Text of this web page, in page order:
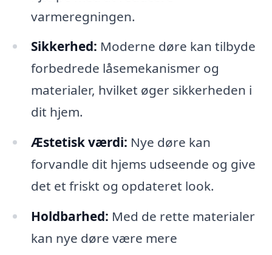
varmeregningen.
Sikkerhed: Moderne døre kan tilbyde
forbedrede låsemekanismer og
materialer, hvilket øger sikkerheden i
dit hjem.
Æstetisk værdi: Nye døre kan
forvandle dit hjems udseende og give
det et friskt og opdateret look.
Holdbarhed: Med de rette materialer
kan nye døre være mere